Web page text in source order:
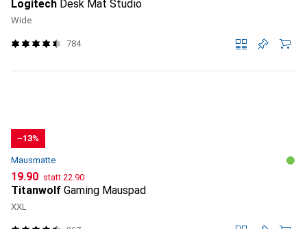
Logitech Desk Mat Studio
Wide
784
−13%
Mausmatte
CHF
19.90 statt CHF
22.90
Titanwolf Gaming Mauspad
XXL